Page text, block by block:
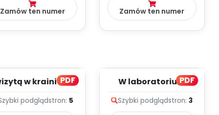
Zamów ten numer Zamów ten numer
PDF
w krainie, cz.
podglądstron: 5
PDF
W laboratorium
Szybki podglądstron:3